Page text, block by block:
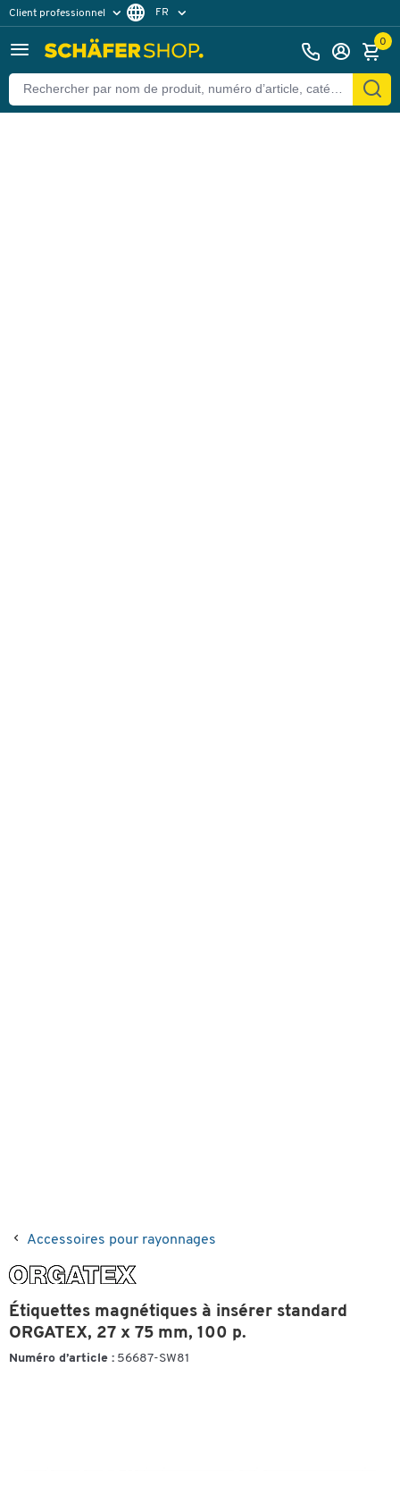
Client professionnel
Client particulier
FR
0
Accessoires pour rayonnages
Étiquettes magnétiques à insérer standard
ORGATEX, 27 x 75 mm, 100 p.
Numéro d’article : 56687-SW81
Retour